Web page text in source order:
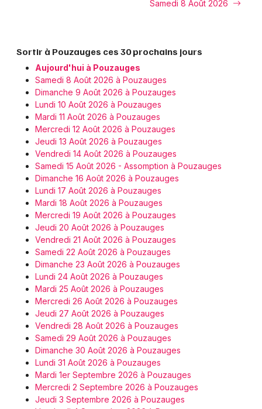
Samedi 8 Août 2026
Sortir à Pouzauges ces 30 prochains jours
Aujourd'hui à Pouzauges
Samedi 8 Août 2026 à Pouzauges
Dimanche 9 Août 2026 à Pouzauges
Lundi 10 Août 2026 à Pouzauges
Mardi 11 Août 2026 à Pouzauges
Mercredi 12 Août 2026 à Pouzauges
Jeudi 13 Août 2026 à Pouzauges
Vendredi 14 Août 2026 à Pouzauges
Samedi 15 Août 2026 - Assomption à Pouzauges
Dimanche 16 Août 2026 à Pouzauges
Lundi 17 Août 2026 à Pouzauges
Mardi 18 Août 2026 à Pouzauges
Mercredi 19 Août 2026 à Pouzauges
Jeudi 20 Août 2026 à Pouzauges
Vendredi 21 Août 2026 à Pouzauges
Samedi 22 Août 2026 à Pouzauges
Dimanche 23 Août 2026 à Pouzauges
Lundi 24 Août 2026 à Pouzauges
Mardi 25 Août 2026 à Pouzauges
Mercredi 26 Août 2026 à Pouzauges
Jeudi 27 Août 2026 à Pouzauges
Vendredi 28 Août 2026 à Pouzauges
Samedi 29 Août 2026 à Pouzauges
Dimanche 30 Août 2026 à Pouzauges
Lundi 31 Août 2026 à Pouzauges
Mardi 1er Septembre 2026 à Pouzauges
Mercredi 2 Septembre 2026 à Pouzauges
Jeudi 3 Septembre 2026 à Pouzauges